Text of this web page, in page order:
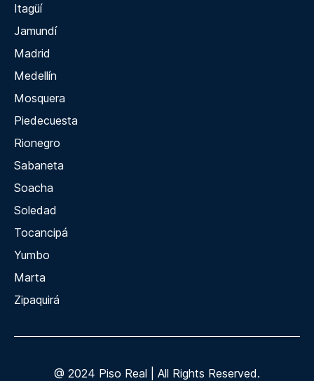
Itagüí
Jamundí
Madrid
Medellín
Mosquera
Piedecuesta
Rionegro
Sabaneta
Soacha
Soledad
Tocancipá
Yumbo
Marta
Zipaquirá
@ 2024 Piso Real | All Rights Reserved.